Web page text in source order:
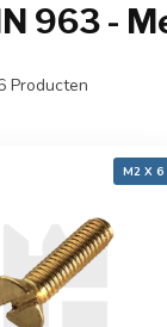
963 -
Producten
M2 X 6